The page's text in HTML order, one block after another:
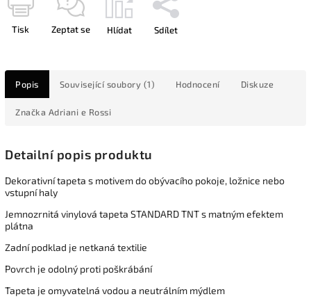
Tisk Zeptat se Hlídat Sdílet
Popis Související soubory (1) Hodnocení Diskuze
Značka Adriani e Rossi
Detailní popis produktu
Dekorativní tapeta s motivem do obývacího pokoje, ložnice nebo
vstupní haly
Jemnozrnitá vinylová tapeta STANDARD TNT s matným efektem
plátna
Zadní podklad je netkaná textilie
Povrch je odolný proti poškrábání
Tapeta je omyvatelná vodou a neutrálním mýdlem